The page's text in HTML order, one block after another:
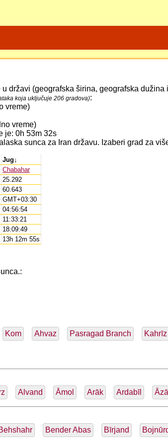
državi (geografska širina, geografska dužina
koja uključuje 206 gradova):
vreme)
vreme)
je: 0h 53m 32s
sunca za Iran državu. Izaberi grad za
Jug↓
Chabahar
25.292
60.643
GMT+03:30
04:56:54
11:33:21
18:09:49
13h 12m 55s
Kom Ahvaz Pasragad Branch Kahrīz
Alvand Āmol Arāk Ardabīl
Bender Abas Bīrjand